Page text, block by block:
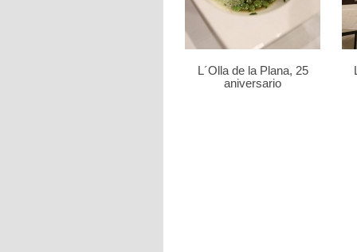
L´Olla de la Plana, 25
aniversario